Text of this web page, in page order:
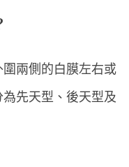
圍兩側的白膜左右或
先天型、後天型及